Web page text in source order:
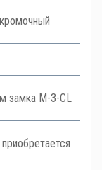
замка M-3-CL